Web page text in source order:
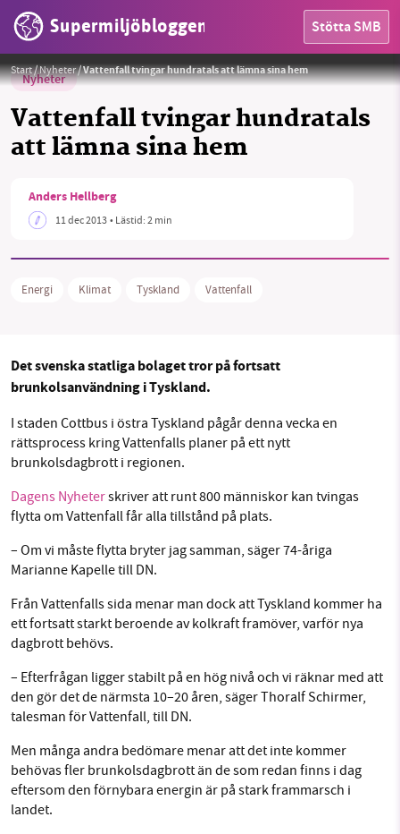
Supermiljöbloggen Stötta SMB
OMRÅDEN
MILJÖFAKTA
Facebook Instagram BlueSky
Start/Nyheter/Vattenfall tvingar hundratals att lämna sina hem
Nyheter
Vattenfall tvingar hundratals
att lämna sina hem
Anders Hellberg
11 dec 2013• Lästid:2 min
Energi Klimat Tyskland Vattenfall
Det svenska statliga bolaget tror på fortsatt
brunkolsanvändning i Tyskland.
I staden Cottbus i östra Tyskland pågår denna vecka en
rättsprocess kring Vattenfalls planer på ett nytt
brunkolsdagbrott i regionen.
Dagens Nyheterskriver att runt 800 människor kan tvingas
flytta om Vattenfall får alla tillstånd på plats.
– Om vi måste flytta bryter jag samman, säger 74-åriga
Marianne Kapelle till DN.
Från Vattenfalls sida menar man dock att Tyskland kommer ha
ett fortsatt starkt beroende av kolkraft framöver, varför nya
dagbrott behövs.
– Efterfrågan ligger stabilt på en hög nivå och vi räknar med att
den gör det de närmsta 10–20 åren, säger Thoralf Schirmer,
talesman för Vattenfall, till DN.
Men många andra bedömare menar att det inte kommer
behövas fler brunkolsdagbrott än de som redan finns i dag
eftersom den förnybara energin är på stark frammarsch i
landet.
SMB kämpar för en hållbar framtid. Sedan
starten 2010 har vår ideella redaktion drivit
miljödebatten framåt genom
nyhetsbevakning och granskningar. Nu vill vi
utveckla vårt arbete – och vi hoppas att du
Stötta vårt arbete genom att swisha en slant till
1231368703
Läs vad vi vill göra